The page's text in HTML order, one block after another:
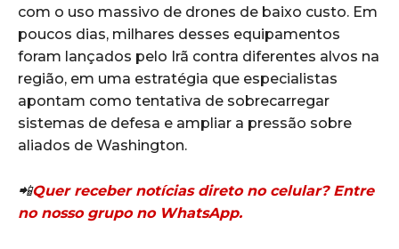
com o uso massivo de drones de baixo custo. Em
poucos dias, milhares desses equipamentos
foram lançados pelo Irã contra diferentes alvos na
região, em uma estratégia que especialistas
apontam como tentativa de sobrecarregar
sistemas de defesa e ampliar a pressão sobre
aliados de Washington.
📲Quer receber notícias direto no celular? Entre
no nosso grupo no WhatsApp.